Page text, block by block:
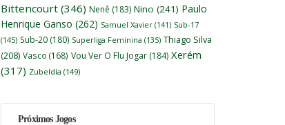
Bittencourt (346) Nenê (183) Nino (241) Paulo
Henrique Ganso (262) Samuel Xavier (141) Sub-17
(145) Sub-20 (180) Superliga Feminina (135) Thiago Silva
(208) Vasco (168) Vou Ver O Flu Jogar (184) Xerém
(317) Zubeldía (149)
Próximos Jogos